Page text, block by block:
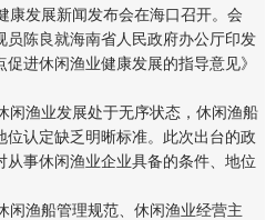
发展新闻发布会在海口召开。会
员陈良就海南省人民政府办公厅印发
进休闲渔业健康发展的指导意见》
渔业发展处于无序状态，休闲渔船
位认定缺乏明晰标准。此次出台的政
事休闲渔业企业具备的条件、地位
渔船管理规范、休闲渔业经营主